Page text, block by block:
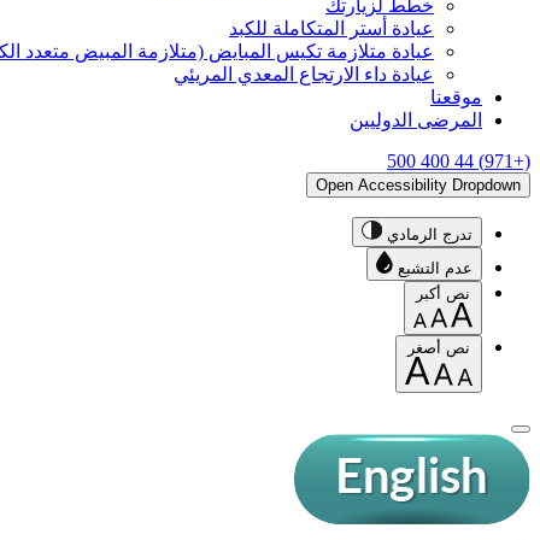
خطّط لزيارتك
عيادة أستر المتكاملة للكبد
عيادة متلازمة تكيس المبايض (متلازمة المبيض متعدد
عيادة داء الارتجاع المعدي المريئي
موقعنا
المرضى الدوليين
(+971) 44 400 500
Open Accessibility Dropdown
تدرج الرمادي
عدم التشبع
نص أكبر
نص أصغر